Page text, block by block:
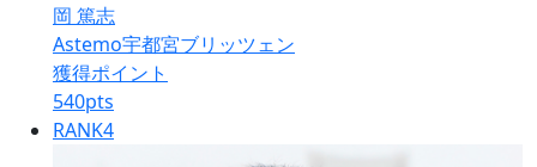
岡 篤志
Astemo宇都宮ブリッツェン
獲得ポイント
540pts
RANK4